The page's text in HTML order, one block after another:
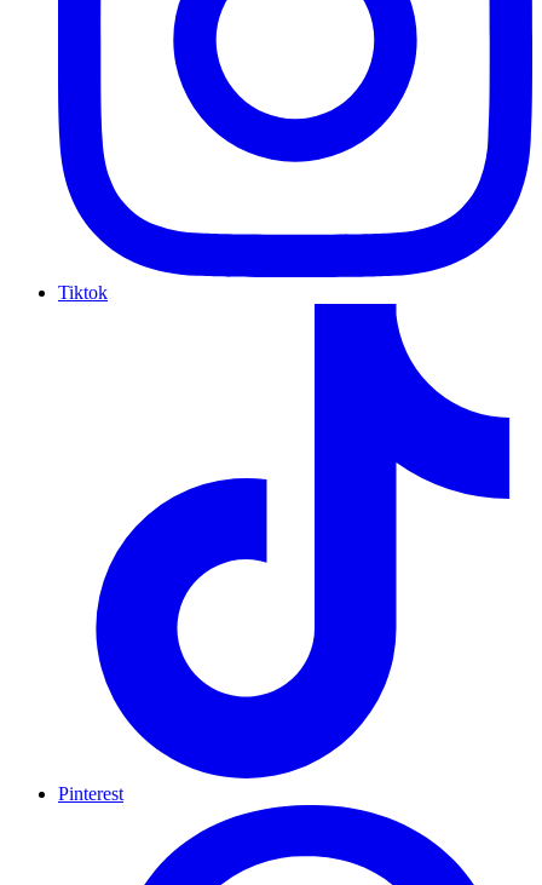
Tiktok
Pinterest